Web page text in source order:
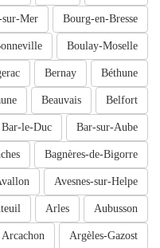
Bourg-en-Bresse
sur-Mer
Boulay-Moselle
Béthune
Bernay
Belfort
Beauvais
Bar-sur-Aube
Bar-le-Duc
Bagnères-de-Bigorre
Avesnes-sur-Helpe
Aubusson
Arles
Argèles-Gazost
Arcachon